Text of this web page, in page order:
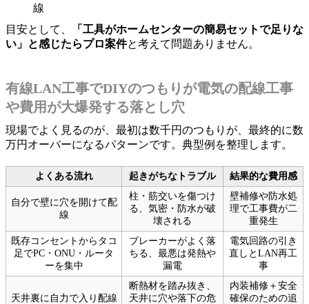
線
目安として、
「工具がホームセンターの簡易セットで足りな
い」と感じたらプロ案件と考えて問題ありません。
有線LAN工事でDIYのつもりが電気の配線工事
や費用が大爆発する落とし穴
現場でよく見るのが、最初は数千円のつもりが、最終的に数
万円オーバーになるパターンです。典型例を整理します。
よくある流れ 起きがちなトラブル 結果的な費用感
自分で壁に穴を開けて配
線
柱・筋交いを傷つけ
る、気密・防水が破
壊される
壁補修や防水処
理で工事費が二
重発生
既存コンセントからタコ
足でPC・ONU・ルータ
ーを集中
ブレーカーがよく落
ちる、最悪は発熱や
漏電
電気回路の引き
直しとLAN再工
事
天井裏に自力で入り配線
断熱材を踏み抜き、
天井に穴や落下の危
内装補修＋安全
確保のための追